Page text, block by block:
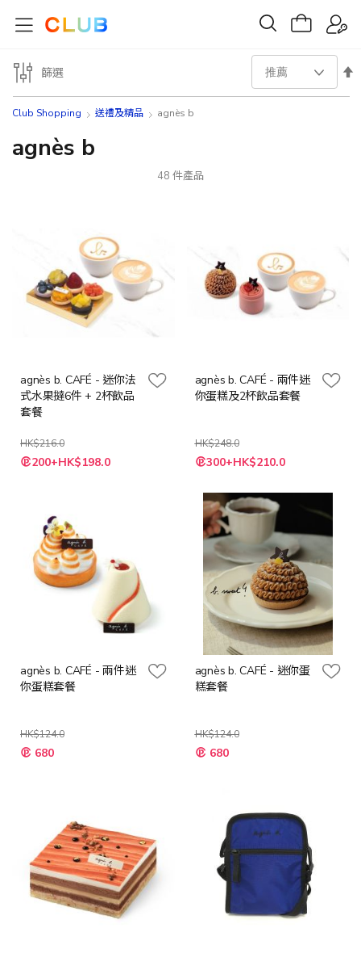
Club Shopping 送禮及精品 agnès b
agnès b
48 件產品
設
agnès b. CAFÉ - 迷你法
式水果撻6件 + 2杯飲品
套餐
HK$216.0
特
殊 200+HK$198.0
agnès b. CAFÉ - 兩件迷
你蛋糕及2杯飲品套餐
HK$248.0
特
殊
格
300+HK$210.0
agnès b. CAFÉ - 兩件迷
你蛋糕套餐
HK$124.0
特
殊 680
agnès b. CAFÉ - 迷你蛋
糕套餐
HK$124.0
特
殊 680
篩選